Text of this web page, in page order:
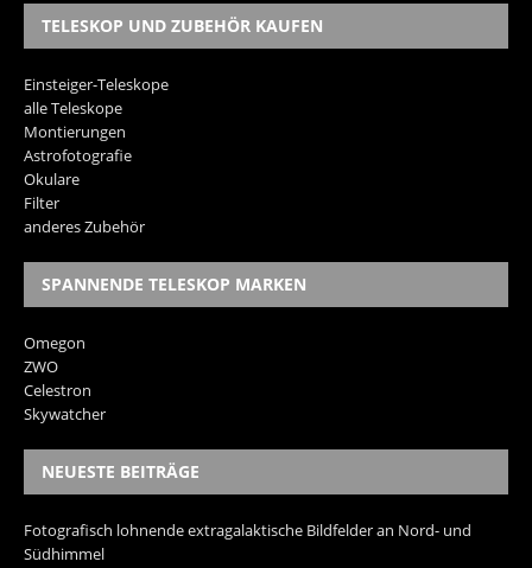
TELESKOP UND ZUBEHÖR KAUFEN
Einsteiger-Teleskope
alle Teleskope
Montierungen
Astrofotografie
Okulare
Filter
anderes Zubehör
SPANNENDE TELESKOP MARKEN
Omegon
ZWO
Celestron
Skywatcher
NEUESTE BEITRÄGE
Fotografisch lohnende extragalaktische Bildfelder an Nord- und
Südhimmel